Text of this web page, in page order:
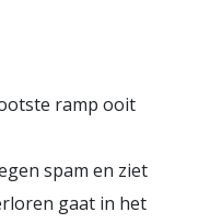
ramp ooit
spam en ziet
gaat in het